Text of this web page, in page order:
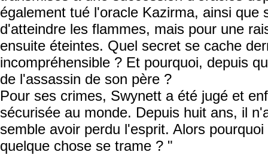
également tué l'oracle Kazirma, ainsi que
d'atteindre les flammes, mais pour une
ensuite éteintes. Quel secret se cache
incompréhensible ? Et pourquoi, depuis
de l'assassin de son père ?
Pour ses crimes, Swynett a été jugé et
sécurisée au monde. Depuis huit ans, il
semble avoir perdu l'esprit. Alors
quelque chose se trame ? "